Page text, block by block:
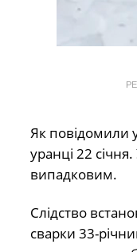
Як повідомили
уранці 22
випадковим.
Слідство
сварки 33-